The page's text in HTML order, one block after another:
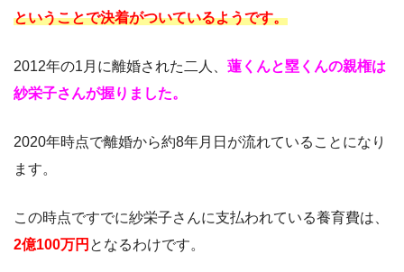
ということで決着がついているようです。
2012年の1月に離婚された二人、 蓮くんと塁くんの親権は
紗栄子さんが握りました。
2020年時点で離婚から約8年月日が流れていることになり
ます。
この時点ですでに紗栄子さんに支払われている養育費は、
2億100万円 となるわけです。